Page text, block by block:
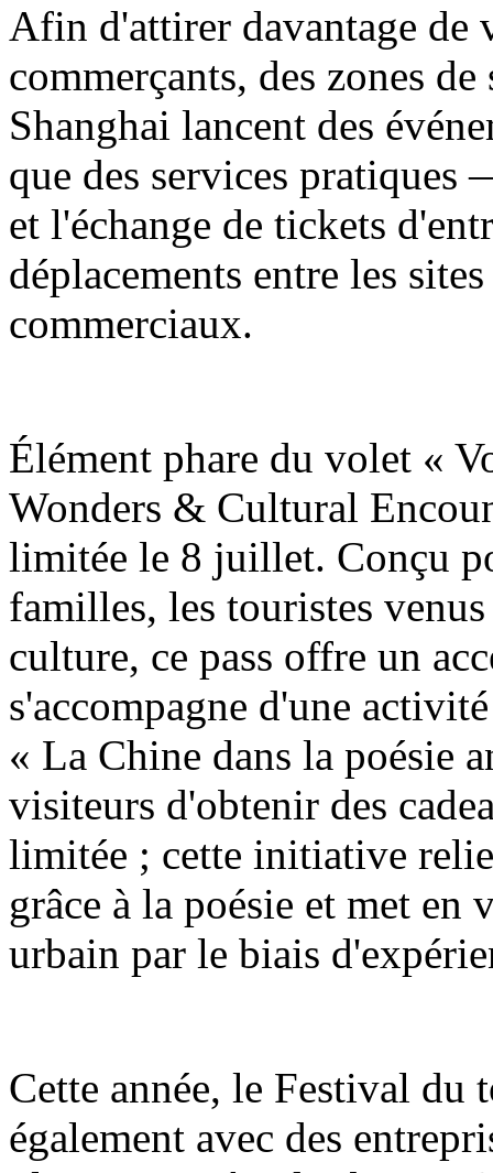
Afin d'attirer davantage de
commerçants, des zones
Shanghai lancent des
que des services pratiques
et l'échange de tickets
déplacements entre les
commerciaux.
Élément phare du volet «
Wonders & Cultural
limitée le 8 juillet. Conçu
familles, les touristes
culture, ce pass offre un
s'accompagne d'une
« La Chine dans la poésie
visiteurs d'obtenir des
limitée ; cette initiative
grâce à la poésie et met
urbain par le biais
Cette année, le Festival du
également avec des